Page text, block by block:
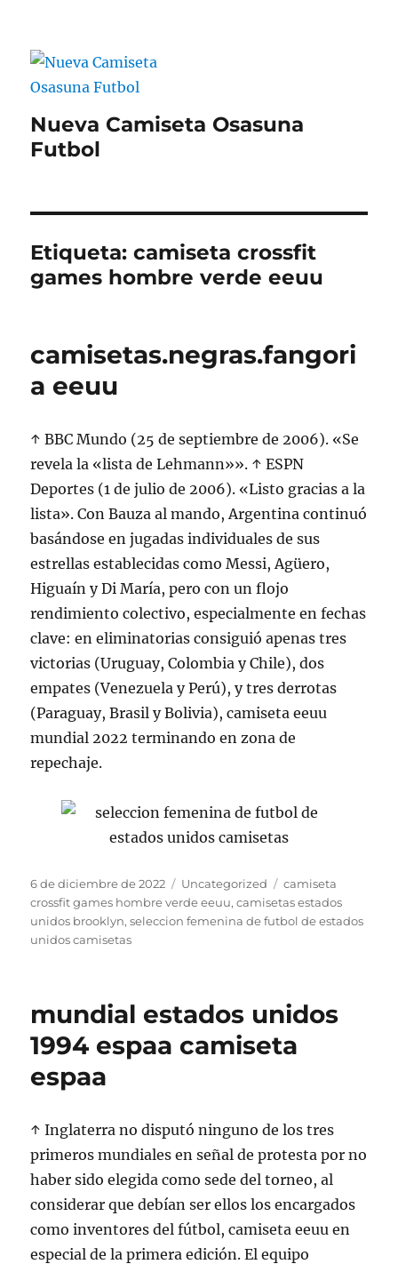
Nueva Camiseta Osasuna
Futbol
Etiqueta:camiseta crossfit
games hombre verde eeuu
camisetas.negras.fangori
a eeuu
↑ BBC Mundo (25 de septiembre de 2006). «Se
revela la «lista de Lehmann»». ↑ ESPN
Deportes (1 de julio de 2006). «Listo gracias a la
lista». Con Bauza al mando, Argentina continuó
basándose en jugadas individuales de sus
estrellas establecidas como Messi, Agüero,
Higuaín y Di María, pero con un flojo
rendimiento colectivo, especialmente en fechas
clave: en eliminatorias consiguió apenas tres
victorias (Uruguay, Colombia y Chile), dos
empates (Venezuela y Perú), y tres derrotas
(Paraguay, Brasil y Bolivia), camiseta eeuu
mundial 2022 terminando en zona de
repechaje.
Publicado
el
6 de diciembre de 2022 Categorías
Uncategorized Etiquetas
camiseta
crossfit games hombre verde eeuu,camisetas estados
unidos brooklyn,seleccion femenina de futbol de estados
unidos camisetas
mundial estados unidos
1994 espaa camiseta
espaa
↑ Inglaterra no disputó ninguno de los tres
primeros mundiales en señal de protesta por no
haber sido elegida como sede del torneo, al
considerar que debían ser ellos los encargados
como inventores del fútbol, camiseta eeuu en
especial de la primera edición. El equipo